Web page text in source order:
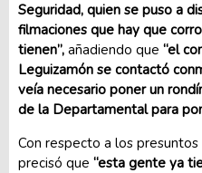
Seguridad, quien se puso a
filmaciones que hay que
tienen”, añadiendo que “el
Leguizamón se contactó
veía necesario poner un
de la Departamental para
Con respecto a los
precisó que “esta gente ya